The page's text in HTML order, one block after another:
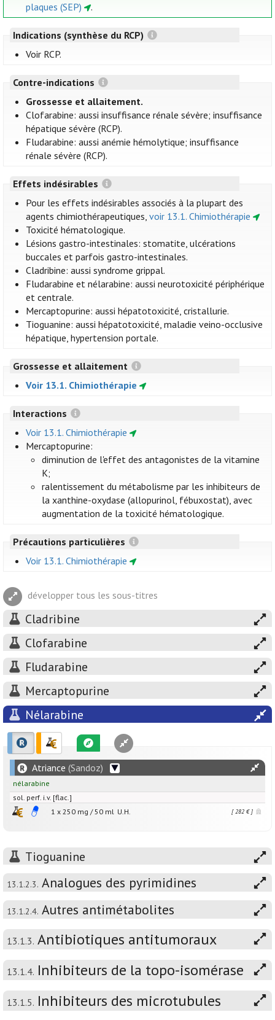
plaques (SEP) .
Indications (synthèse du RCP)
Voir RCP.
Contre-indications
Grossesse et allaitement.
Clofarabine: aussi insuffisance rénale sévère; insuffisance
hépatique sévère (RCP).
Fludarabine: aussi anémie hémolytique; insuffisance
rénale sévère (RCP).
Effets indésirables
Pour les effets indésirables associés à la plupart des
agents chimiothérapeutiques,voir 13.1. Chimiothérapie
Toxicité hématologique.
Lésions gastro-intestinales: stomatite, ulcérations
buccales et parfois gastro-intestinales.
Cladribine: aussi syndrome grippal.
Fludarabine et nélarabine: aussi neurotoxicité périphérique
et centrale.
Mercaptopurine: aussi hépatotoxicité, cristallurie.
Tioguanine: aussi hépatotoxicité, maladie veino-occlusive
hépatique, hypertension portale.
Grossesse et allaitement
Voir 13.1. Chimiothérapie
Interactions
Voir 13.1. Chimiothérapie
Mercaptopurine:
diminution de l'effet des antagonistes de la vitamine
K;
ralentissement du métabolisme par les inhibiteurs de
la xanthine-oxydase (allopurinol, fébuxostat), avec
augmentation de la toxicité hématologique.
Précautions particulières
Voir 13.1. Chimiothérapie
développer tous les sous-titres
Cladribine
Clofarabine
Fludarabine
Mercaptopurine
Nélarabine
Atriance (Sandoz)
nélarabine
sol. perf. i.v. [flac.]
1 x 250 mg / 50 ml U.H. [ 282 € ]
Tioguanine
13.1.2.3. Analogues des pyrimidines
13.1.2.4. Autres antimétabolites
13.1.3. Antibiotiques antitumoraux
13.1.4. Inhibiteurs de la topo-isomérase
13.1.5. Inhibiteurs des microtubules